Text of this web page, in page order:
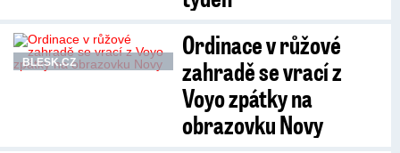
BLESK.CZ
Ordinace v růžové
zahradě se vrací z
Voyo zpátky na
obrazovku Novy